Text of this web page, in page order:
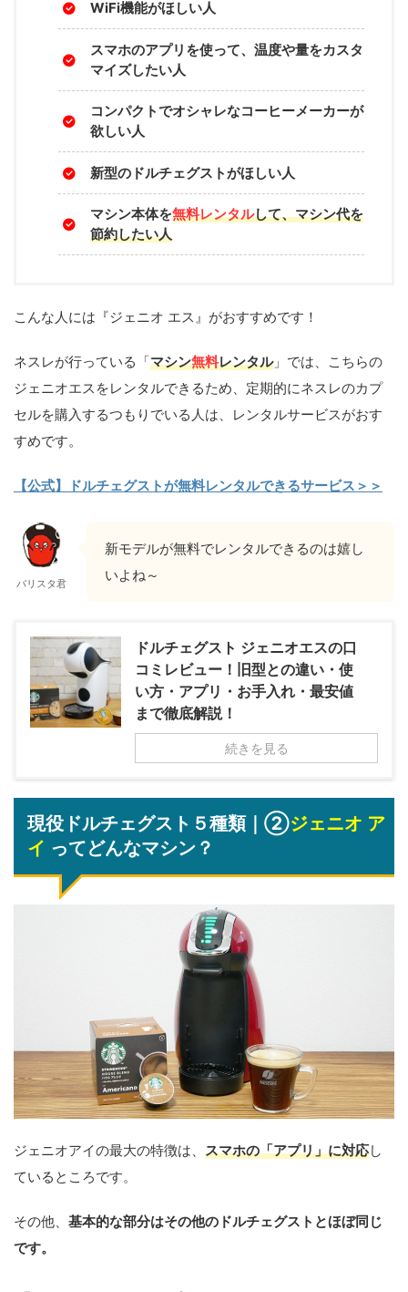
WiFi機能がほしい人
スマホのアプリを使って、温度や量をカスタ
マイズしたい人
コンパクトでオシャレなコーヒーメーカーが
欲しい人
新型のドルチェグストがほしい人
マシン本体を無料レンタルして、マシン代を
節約したい人
こんな人には『ジェニオ エス』がおすすめです！
ネスレが行っている「マシン無料レンタル」では、こちらの
ジェニオエスをレンタルできるため、定期的にネスレのカプ
セルを購入するつもりでいる人は、レンタルサービスがおす
すめです。
【公式】ドルチェグストが無料レンタルできるサービス＞＞
バリスタ君
新モデルが無料でレンタルできるのは嬉し
いよね～
ドルチェグスト ジェニオエスの口
コミレビュー！旧型との違い・使
い方・アプリ・お手入れ・最安値
まで徹底解説！
続きを見る
現役ドルチェグスト５種類｜②ジェニオ ア
イ ってどんなマシン？
ジェニオアイの最大の特徴は、 スマホの「アプリ」に対応し
ているところです。
その他、 基本的な部分はその他のドルチェグストとほぼ同じ
です。